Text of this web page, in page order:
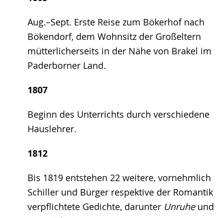
Aug.–Sept. Erste Reise zum Bökerhof nach
Bökendorf, dem Wohnsitz der Großeltern
mütterlicherseits in der Nähe von Brakel im
Paderborner Land.
1807
Beginn des Unterrichts durch verschiedene
Hauslehrer.
1812
Bis 1819 entstehen 22 weitere, vornehmlich
Schiller und Bürger respektive der Romantik
verpflichtete Gedichte, darunter Unruheund